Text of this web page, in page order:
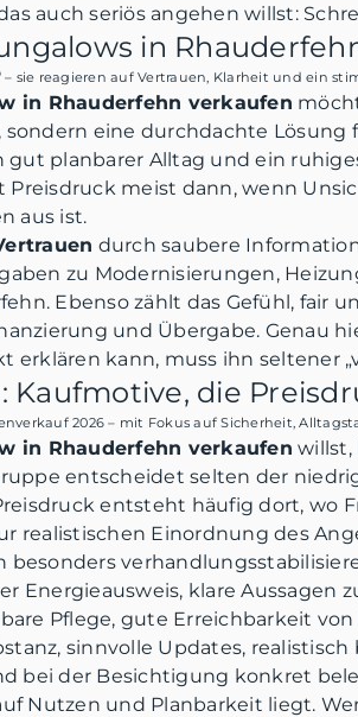
auch seriös angehen willst:
in
sie reagieren auf Vertrauen, Klarheit und ein
in Rhauderfehn verkaufen
sondern eine durchdachte
gut planbarer Alltag und ein
Preisdruck meist dann, wenn
aus ist.
durch saubere
zu Modernisierungen,
Ebenso zählt das Gefühl, fair
und Übergabe. Genau
erklären kann, muss ihn seltener
Kaufmotive, die
2026 – mit Fokus auf Sicherheit,
in Rhauderfehn verkaufen willst,
entscheidet selten der
entsteht häufig dort, wo
realistischen Einordnung des
besonders
Energieausweis, klare Aussagen
Pflege, gute Erreichbarkeit
sinnvolle Updates,
bei der Besichtigung konkret
Nutzen und Planbarkeit liegt.